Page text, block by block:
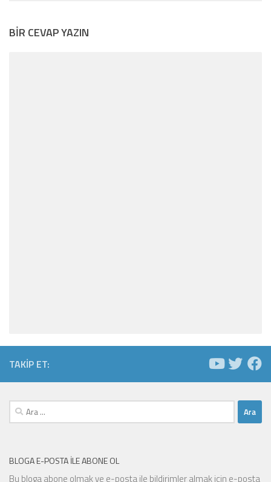
BIR CEVAP YAZIN
TAKIP ET:
Arama:
BLOGA E-POSTA ILE ABONE OL
Bu bloga abone olmak ve e-posta ile bildirimler almak için e-posta